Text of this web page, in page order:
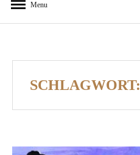
Menu
SCHLAGWORT: